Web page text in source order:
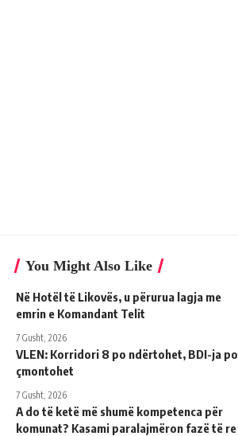
You Might Also Like
Në Hotël të Likovës, u përurua lagja me
emrin e Komandant Telit
7 Gusht, 2026
VLEN: Korridori 8 po ndërtohet, BDI-ja po
çmontohet
7 Gusht, 2026
A do të ketë më shumë kompetenca për
komunat? Kasami paralajmëron fazë të re